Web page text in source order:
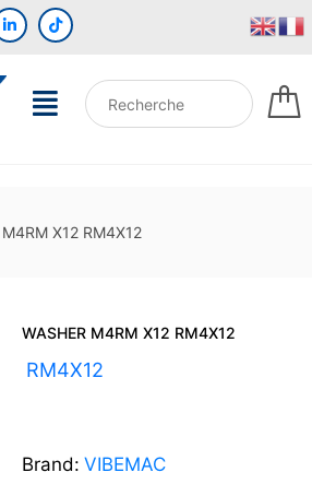
M4RM X12 RM4X12
WASHER M4RM X12 RM4X12
RM4X12
Brand: VIBEMAC